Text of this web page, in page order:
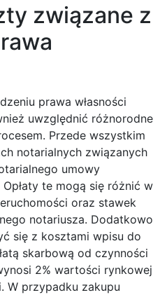
związane z
prawa własności
uwzględnić różnorodne
Przede wszystkim
notarialnych związanych
umowy
te mogą się różnić w
oraz stawek
notariusza. Dodatkowo
się z kosztami wpisu do
skarbową od czynności
2% wartości rynkowej
W przypadku zakupu